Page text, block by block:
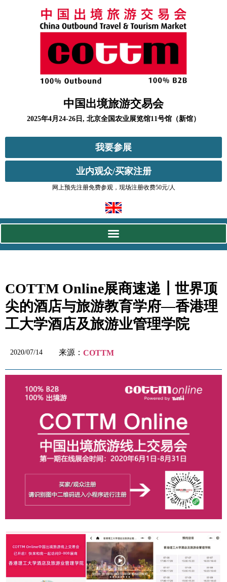
中国出境旅游交易会
2025年4月24-26日, 北京全国农业展览馆11号馆（新馆）
我要参展
业内观众/买家注册
网上预先注册免费参观，现场注册收费50元/人
COTTM Online展商速递┃世界顶
尖的酒店与旅游教育学府—香港理
工大学酒店及旅游业管理学院
2020/07/14 来源： COTTM